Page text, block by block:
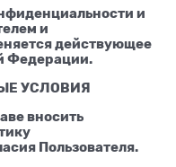
и
и
действующее
Федерации.
УСЛОВИЯ
вносить
Пользователя.